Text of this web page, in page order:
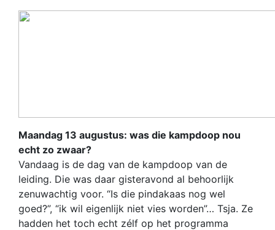
Maandag 13 augustus: was die kampdoop nou
echt zo zwaar?
Vandaag is de dag van de kampdoop van de
leiding. Die was daar gisteravond al behoorlijk
zenuwachtig voor. “Is die pindakaas nog wel
goed?”, “ik wil eigenlijk niet vies worden”… Tsja. Ze
hadden het toch echt zélf op het programma